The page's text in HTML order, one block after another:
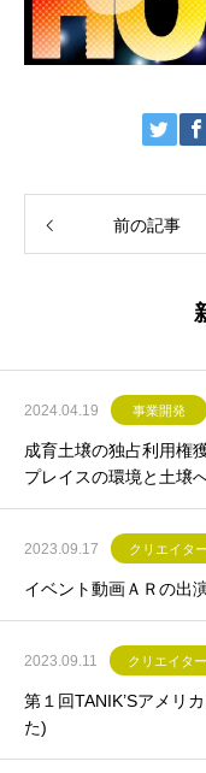
前の記事
2024.04.19 事業開発
成育土壌の独占利用権
プレイスの環境と土壌
2023.09.17 クリエイタ
イベント動画ＡＲの出
2023.09.11 クリエイタ
第１回TANIK’Sアメリ
た)